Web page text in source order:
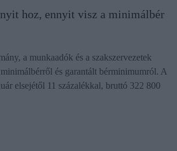
hoz, ennyit visz a minimálbér
a munkaadók és a szakszervezetek
és garantált bérminimumról. A
elsejétől 11 százalékkal, bruttó 322 800